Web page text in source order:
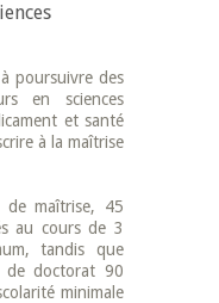
poursuivre des
en sciences
et santé
à la maîtrise
maîtrise, 45
au cours de 3
tandis que
doctorat 90
minimale